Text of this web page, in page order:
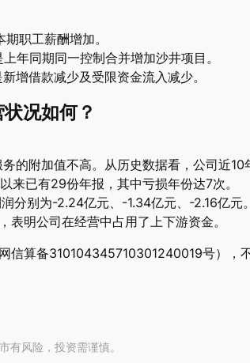
职工薪酬增加。
上年同期同一控制合并增加沙井项目。
新增借款减少及受限资金流入减少。
况如何？
的附加值不高。从历史数据看，公司近10
来已有29份年报，其中亏损年份达7次。
分别为-2.24亿元、-1.34亿元、-2.16亿
明公司在经营中占用了上下游资金。
信算备310104345710301240019号），
有风险，投资需谨慎。